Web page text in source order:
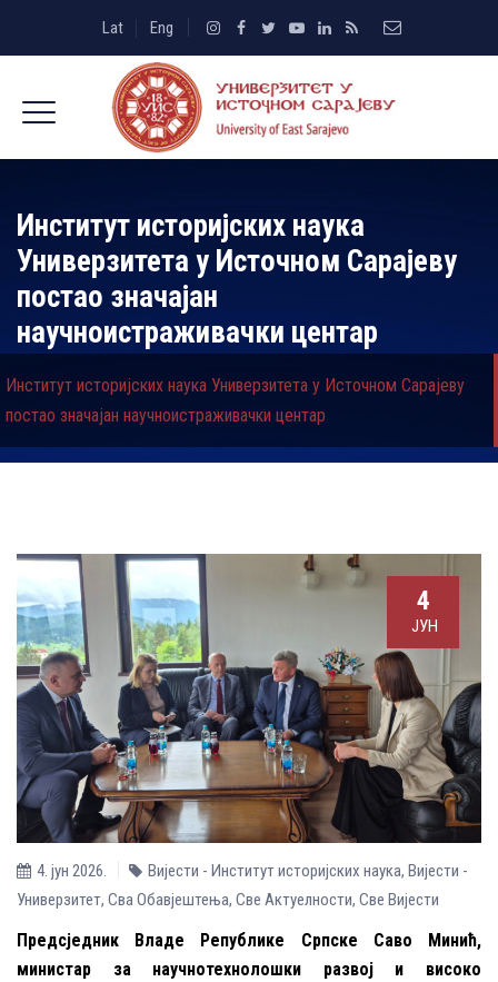
Lat Eng
Институт историјских наука
Универзитета у Источном Сарајеву
постао значајан
научноистраживачки центар
Институт историјских наука Универзитета у Источном Сарајеву
постао значајан научноистраживачки центар
4
ЈУН
4. јун 2026. Вијести - Институт историјских наука, Вијести -
Универзитет, Сва Обавјештења, Све Aктуелности, Све Вијести
Предсједник Владе Републике Српске Саво Минић,
министар за научнотехнолошки развој и високо